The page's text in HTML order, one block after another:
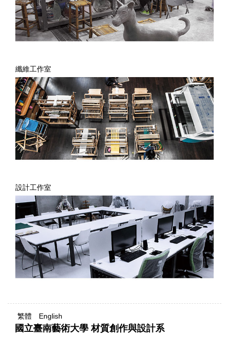
纖維工作室
設計工作室
繁體 English
國立臺南藝術大學 材質創作與設計系